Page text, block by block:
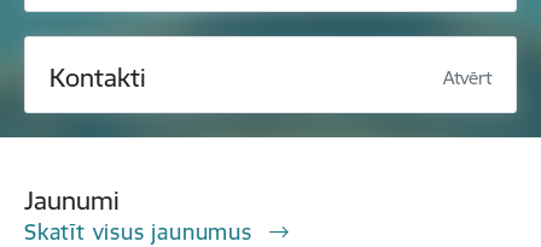
Kontakti Atvērt
Jaunumi
Skatīt visus jaunumus